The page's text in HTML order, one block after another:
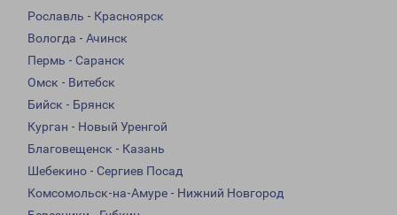
Рославль - Красноярск
Вологда - Ачинск
Пермь - Саранск
Омск - Витебск
Бийск - Брянск
Курган - Новый Уренгой
Благовещенск - Казань
Шебекино - Сергиев Посад
Комсомольск-на-Амуре - Нижний Новгород